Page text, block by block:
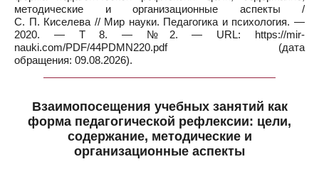
методические и организационные аспекты /
С. П. Киселева // Мир науки. Педагогика и психология. —
2020. — Т 8. — №2. — URL: https://mir-
nauki.com/PDF/44PDMN220.pdf (дата
обращения: 09.08.2026).
Взаимопосещения учебных занятий как
форма педагогической рефлексии: цели,
содержание, методические и
организационные аспекты